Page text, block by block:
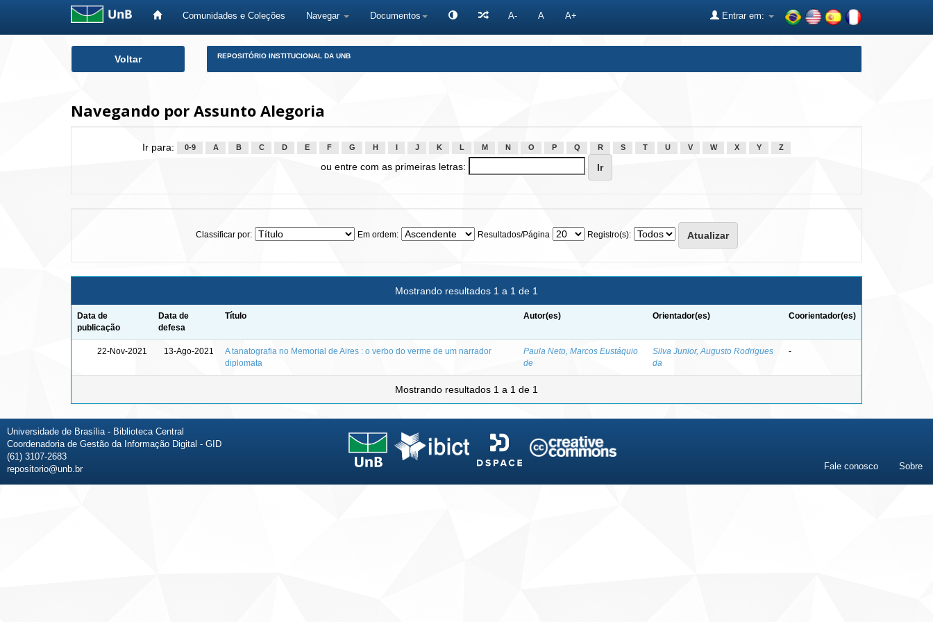
Comunidades e Coleções Navegar Documentos A- A A+ Entrar em:
Voltar REPOSITÓRIO INSTITUCIONAL DA UNB
Navegando por Assunto Alegoria
Ir para: 0-9 A B C D E F G H J K L M N O P Q R S T U V W X Y Z
ou entre com as primeiras letras:
Classificar por: Em ordem: Resultados/Página Registro(s):
Mostrando resultados 1 a 1 de 1
Data de
publicação
Data de
defesa
Título Autor(es) Orientador(es) Coorientador(es)
22-Nov-2021 13-Ago-2021
A tanatografia no Memorial de Aires : o verbo do verme de um narrador
diplomata
Paula Neto, Marcos Eustáquio
de
Silva Junior, Augusto Rodrigues
da
-
Mostrando resultados 1 a 1 de 1
Universidade de Brasília - Biblioteca Central
Coordenadoria de Gestão da Informação Digital - GID
(61) 3107-2683
repositorio@unb.br
Fale conosco Sobre